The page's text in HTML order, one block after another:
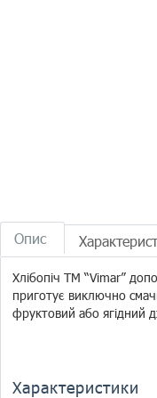
Опис
Хлібопіч ТМ “Vimar”
приготує виключно
фруктовий або ягідний
Характеристики